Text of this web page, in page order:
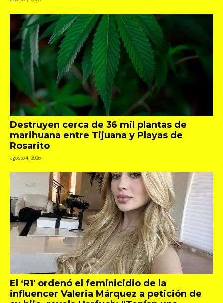
Destruyen cerca de 36 mil plantas de
marihuana entre Tijuana y Playas de
Rosarito
agosto 4, 2026
El ‘R1′ ordenó el feminicidio de la
influencer Valeria Márquez a petición de